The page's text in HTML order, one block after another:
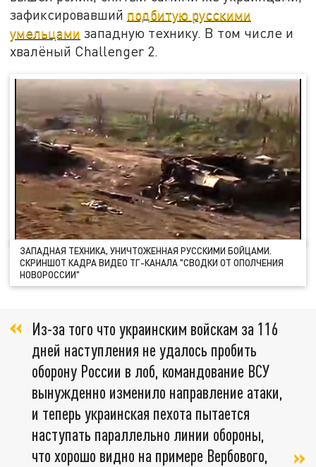
зафиксировавший подбитую русскими
умельцами западную технику. В том числе и
хвалёный Challenger 2.
ЗАПАДНАЯ ТЕХНИКА, УНИЧТОЖЕННАЯ РУССКИМИ БОЙЦАМИ.
СКРИНШОТ КАДРА ВИДЕО ТГ-КАНАЛА "СВОДКИ ОТ ОПОЛЧЕНИЯ
НОВОРОССИИ"
Из-за того что украинским войскам за 116
дней наступления не удалось пробить
оборону России в лоб, командование ВСУ
вынужденно изменило направление атаки,
и теперь украинская пехота пытается
наступать параллельно линии обороны,
что хорошо видно на примере Вербового,